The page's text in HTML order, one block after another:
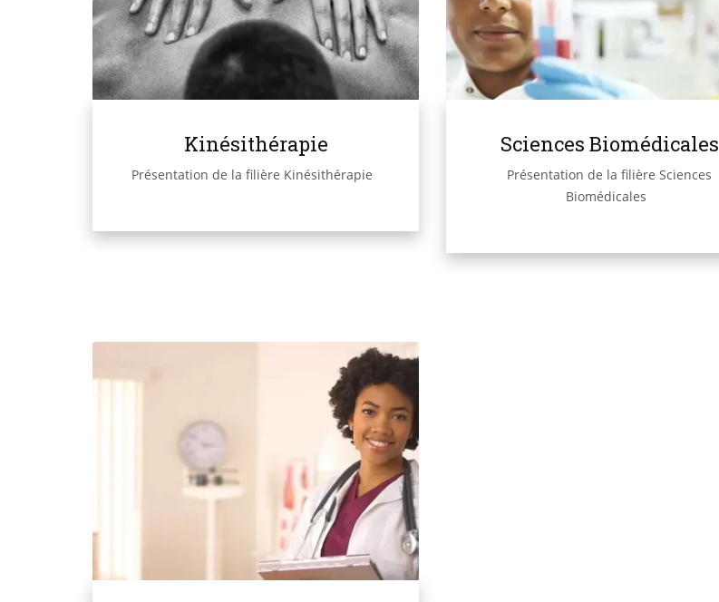
Kinésithérapie
Présentation de la filière Kinésithérapie
Sciences Biomédicales
Présentation de la filière Sciences
Biomédicales